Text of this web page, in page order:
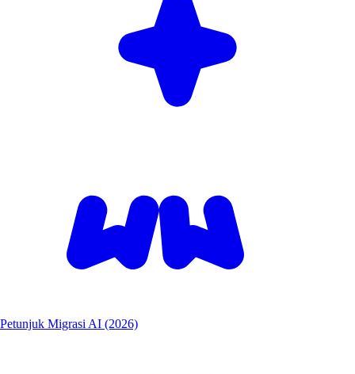
Petunjuk Migrasi AI (2026)